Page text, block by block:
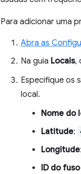
Para adicionar uma
Abra as
Na guia Locais,
Especifique os
local.
Nome do
Latitude:
Longitude:
ID do